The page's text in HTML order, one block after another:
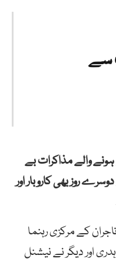
سے
والے مذاکرات بے
روز بھی کاروبار اور
کے مرکزی رہنما
اور دیگر نے نیشنل